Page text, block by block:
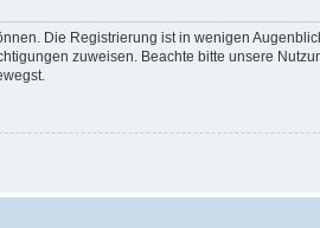
Die Registrierung ist in wenigen
zuweisen. Beachte bitte unsere